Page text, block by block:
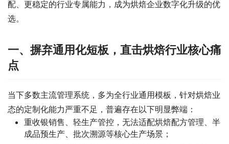
配、更稳定的行业专属能力，成为烘焙企业数字化升级的优
选。
一、摒弃通用化短板，直击烘焙行业核心痛
点
当下多数主流管理系统，多为全行业通用模板，针对烘焙业
态的定制化能力严重不足，普遍存在以下明显弊端：
重收银销售、轻生产管控，无法适配烘焙配方管理、半
成品预生产、批次溯源等核心生产场景；